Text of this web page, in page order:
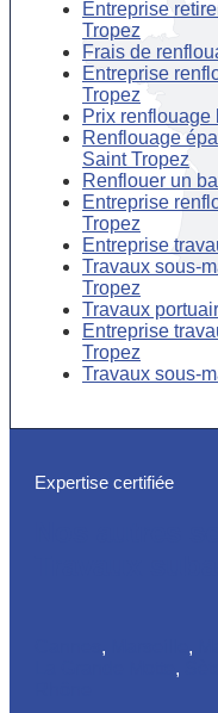
Entreprise
Tropez
Frais de
Entreprise
Tropez
Prix renflouage
Renflouage
Saint Tropez
Renflouer un
Entreprise
Tropez
Entreprise
Travaux sous-
Tropez
Travaux
Entreprise
Tropez
Travaux sous-
Expertise certifiée
, ,
,